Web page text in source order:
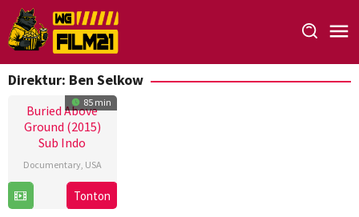
Loncat
ke
konten
Direktur: Ben Selkow
85 min
Buried Above
Ground (2015)
Sub Indo
Documentary, USA
Oct
Ben
Selkow
Tonton